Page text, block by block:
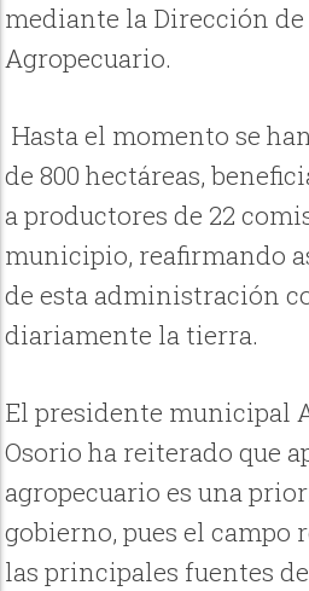
mediante la Dirección
Agropecuario.
Hasta el momento se
de 800 hectáreas,
a productores de 22
municipio, reafirmando
de esta administración
diariamente la tierra.
El presidente municipal
Osorio ha reiterado que
agropecuario es una
gobierno, pues el campo
las principales fuentes